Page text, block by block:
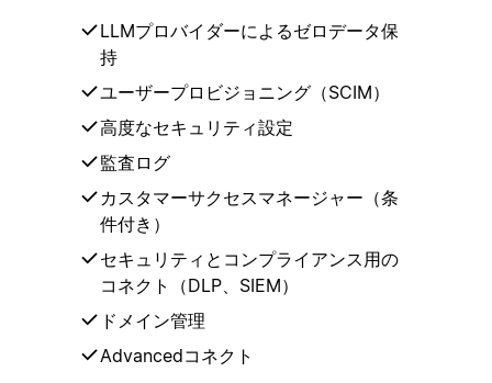
LLMプロバイダーによるゼロデータ保
持
ユーザープロビジョニング（SCIM）
高度なセキュリティ設定
監査ログ
カスタマーサクセスマネージャー（条
件付き）
セキュリティとコンプライアンス用の
コネクト（DLP、SIEM）
ドメイン管理
Advancedコネクト